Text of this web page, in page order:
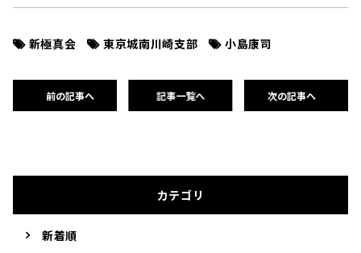
新極真会 東京城南川崎支部 小島康司
前の記事へ 記事一覧へ 次の記事へ
カテゴリ
新着順